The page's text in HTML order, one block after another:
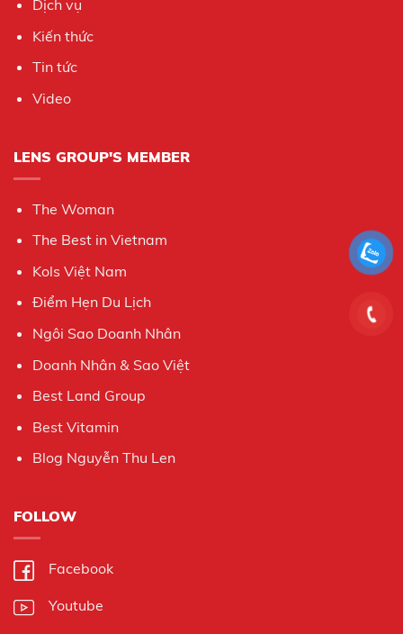
Dịch vụ
Kiến thức
Tin tức
Video
LENS GROUP'S MEMBER
The Woman
The Best in Vietnam
Kols Việt Nam
Điểm Hẹn Du Lịch
Ngôi Sao Doanh Nhân
Doanh Nhân & Sao Việt
Best Land Group
Best Vitamin
Blog Nguyễn Thu Len
FOLLOW
Facebook
Youtube